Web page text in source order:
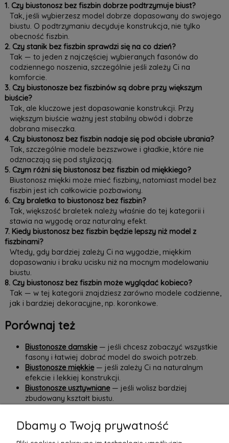
1. Czy biustonosz bez fiszbin dobrze podtrzymuje biust?
Tak, jeśli wybierzesz model dobrze dopasowany do swojego
biustu. O podtrzymaniu decyduje konstrukcja, nie tylko
obecność fiszbin.
2. Czy stanik bez fiszbin sprawdzi się na co dzień?
Tak — to jeden z najczęściej wybieranych fasonów do
codziennego noszenia, szczególnie jeśli zależy Ci na
komforcie.
3. Czy biustonosze bez fiszbinów są dobre przy większym
biuście?
Tak, ale kluczowe jest dopasowanie konstrukcji. Przy
większym biuście ważny jest stabilny obwód i dobrze
dobrana miseczka.
4. Czy biustonosz bez fiszbin nadaje się pod obcisłe ubrania?
Tak, szczególnie modele bezszwowe i gładkie, które nie
odznaczają się pod stylizacją.
5. Czym różni się biustonosz bez fiszbin od miękkiego?
Biustonosz miękki może mieć fiszbiny, natomiast model bez
fiszbin jest ich całkowicie pozbawiony.
6. Czy braletka to biustonosz bez fiszbin?
Tak, większość braletek należy właśnie do tej kategorii i
stawia na wygodę oraz naturalny efekt.
7. Kiedy biustonosz bez fiszbin będzie lepszy niż model z
fiszbinami?
Wtedy, gdy bardziej zależy Ci na wygodzie, miękkim
dopasowaniu i braku ucisku niż na mocnym modelowaniu
biustu.
8. Czy biustonosz bez fiszbin może wyglądać kobieco?
Tak — w tej kategorii znajdziesz zarówno modele codzienne,
jak i bardziej dekoracyjne, np. koronkowe.
Porównaj też
Biustonosze damskie— jeśli chcesz zobaczyć wszystkie
fasony i łatwiej dobrać model do swoich potrzeb.
Biustonosze miękkie— jeśli zależy Ci na naturalnym
efekcie i lekkiej konstrukcji.
Biustonosze usztywniane— jeśli wolisz bardziej
zbudowany kształt biustu.
Dbamy o Twoją prywatność